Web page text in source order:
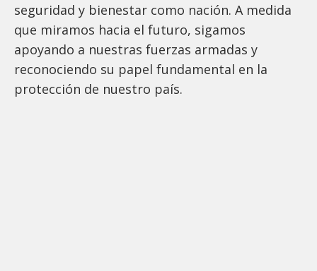
seguridad y bienestar como nación. A medida
que miramos hacia el futuro, sigamos
apoyando a nuestras fuerzas armadas y
reconociendo su papel fundamental en la
protección de nuestro país.